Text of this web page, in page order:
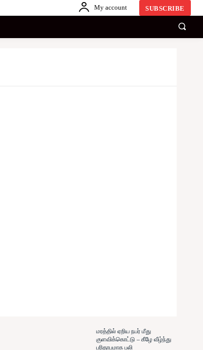
My account SUBSCRIBE
மரத்தில் ஏறிய நபர் மீது
குளவிக்கொட்டு – கீழே வீழ்ந்து
பரிதாபமாக பலி